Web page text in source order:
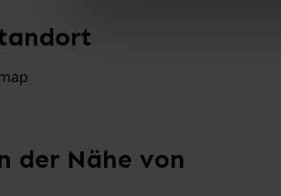
der Nähe von